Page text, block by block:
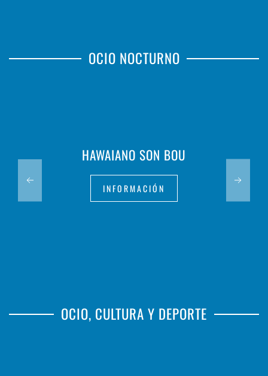
OCIO NOCTURNO
HAWAIANO SON BOU
INFORMACIÓN
OCIO, CULTURA Y DEPORTE